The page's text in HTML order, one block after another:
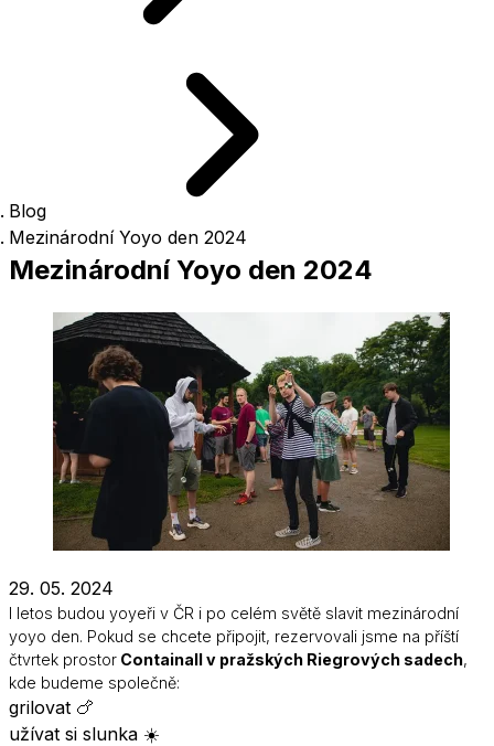
Blog
Mezinárodní Yoyo den 2024
Mezinárodní Yoyo den 2024
29. 05. 2024
I letos budou yoyeři v ČR i po celém světě slavit mezinárodní
yoyo den. Pokud se chcete připojit, rezervovali jsme na příští
čtvrtek prostor Containall v pražských Riegrových sadech,
kde budeme společně:
grilovat 🍗
užívat si slunka ☀️